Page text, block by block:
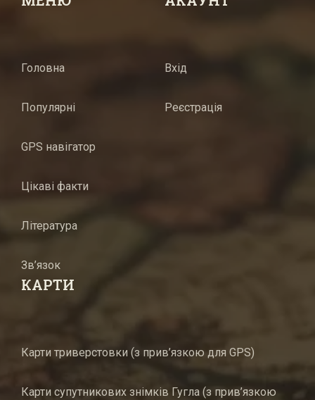
Головна
Популярні
GPS навігатор
Цікаві факти
Література
Зв’язок
Вхід
Реєстрація
КАРТИ
Карти триверстовки (з прив’язкою для GPS)
Карти супутникових знімків Гугла (з прив’язкою